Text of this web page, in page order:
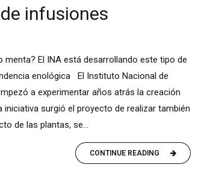
infusiones
menta? El INA está desarrollando este tipo de
enológica El Instituto Nacional de
a experimentar años atrás la creación
surgió el proyecto de realizar también
de las plantas, se...
CONTINUE READING